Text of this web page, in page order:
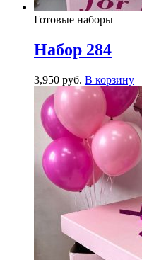
Готовые наборы
Набор 284
3,950 руб. В корзину